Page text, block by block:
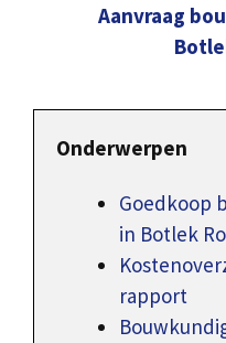
Aanvraag
Onderwerpen
Goedkoop
in Botlek
rapport